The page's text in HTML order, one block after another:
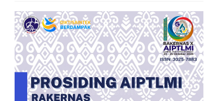
Bilah
Samping
Artikel